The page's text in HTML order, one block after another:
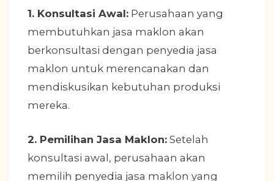
1. Konsultasi Awal: Perusahaan yang
membutuhkan jasa maklon akan
berkonsultasi dengan penyedia jasa
maklon untuk merencanakan dan
mendiskusikan kebutuhan produksi
mereka.
2. Pemilihan Jasa Maklon: Setelah
konsultasi awal, perusahaan akan
memilih penyedia jasa maklon yang